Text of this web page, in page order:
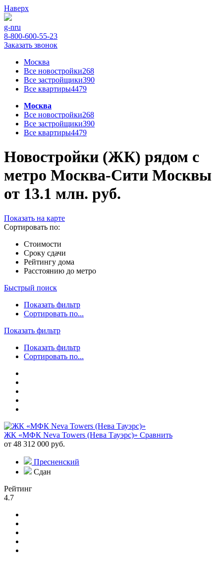
Наверх
g-nru
8-800-600-55-23
Заказать звонок
Москва
Все новостройки268
Все застройщики390
Все квартиры4479
Москва
Все новостройки268
Все застройщики390
Все квартиры4479
Новостройки (ЖК) рядом с
метро Москва-Сити Москвы
от 13.1 млн. руб.
Показать на карте
Сортировать по:
Стоимости
Сроку сдачи
Рейтингу дома
Расстоянию до метро
Быстрый поиск
Показать фильтр
Сортировать по...
Показать фильтр
Показать фильтр
Сортировать по...
ЖК «МФК Neva Towers (Нева Тауэрс)» Сравнить
от 48 312 000 руб.
Пресненский
Сдан
Рейтинг
4.7